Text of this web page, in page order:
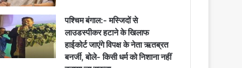
पश्चिम बंगाल:- मस्जिदों से
लाउडस्पीकर हटाने के खिलाफ
हाईकोर्ट जाएंगे विपक्ष के नेता ऋतब्रत
बनर्जी, बोले- किसी धर्म को निशाना नहीं